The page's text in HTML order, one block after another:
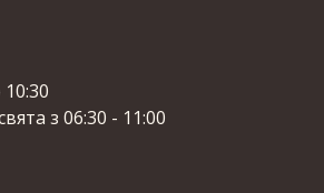
з 06:30 - 11:00